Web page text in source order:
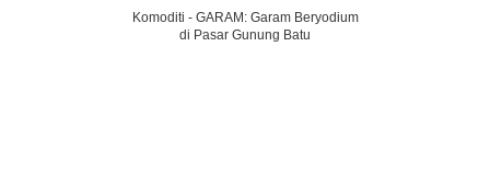
Komoditi - GARAM: Garam Beryodium
di Pasar Gunung Batu